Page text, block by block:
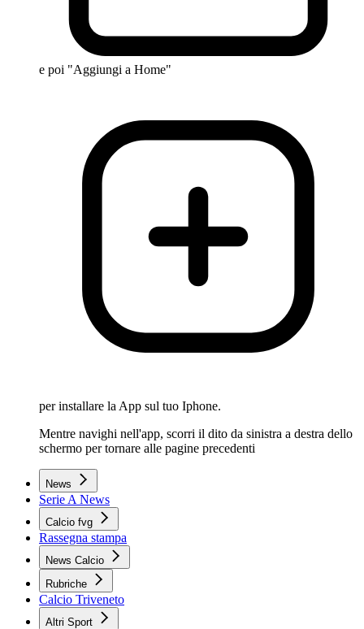
e poi "Aggiungi a Home"
per installare la App sul tuo Iphone.
Mentre navighi nell'app, scorri il dito da sinistra a destra dello
schermo per tornare alle pagine precedenti
News
Serie A News
Calcio fvg
Rassegna stampa
News Calcio
Rubriche
Calcio Triveneto
Altri Sport